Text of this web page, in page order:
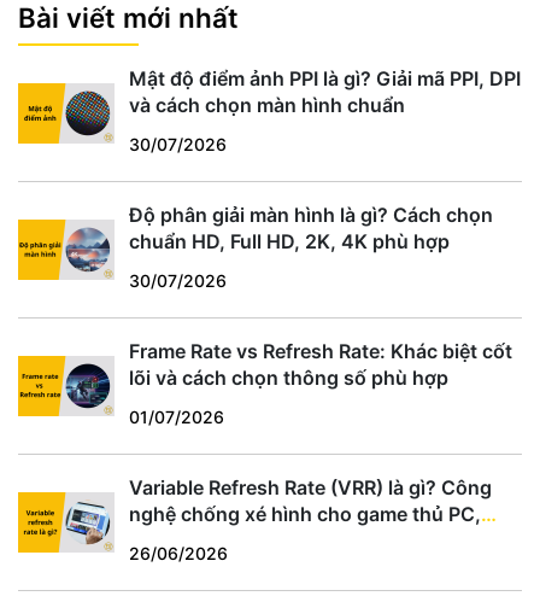
Bài viết mới nhất
Mật độ điểm ảnh PPI là gì? Giải mã PPI, DPI
và cách chọn màn hình chuẩn
30/07/2026
Độ phân giải màn hình là gì? Cách chọn
chuẩn HD, Full HD, 2K, 4K phù hợp
30/07/2026
Frame Rate vs Refresh Rate: Khác biệt cốt
lõi và cách chọn thông số phù hợp
01/07/2026
Variable Refresh Rate (VRR) là gì? Công
nghệ chống xé hình cho game thủ PC,
26/06/2026